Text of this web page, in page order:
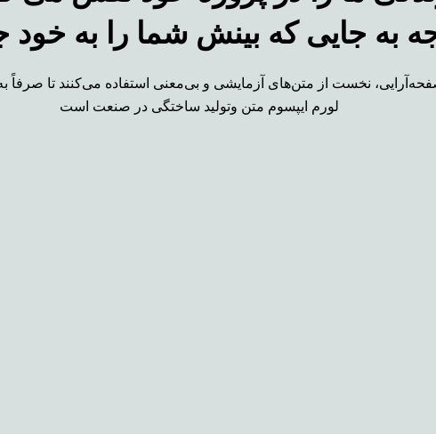
نخست از متن‌های آزمایشی و بی‌معنی استفاده می‌کنند تا
لورم ایپسوم متن وتولید ساختگی در صنعت است